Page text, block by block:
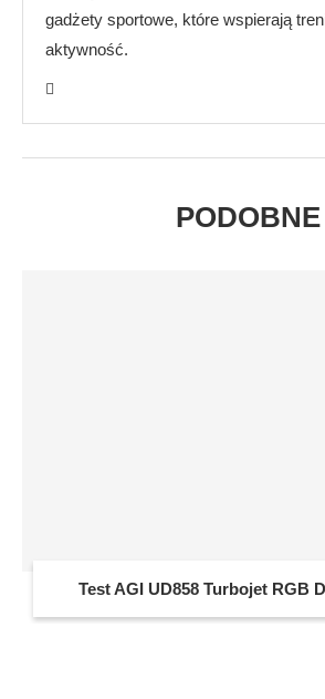
gadżety sportowe, które wspierają
aktywność.
PODOBNE
Test AGI UD858 Turbojet RGB